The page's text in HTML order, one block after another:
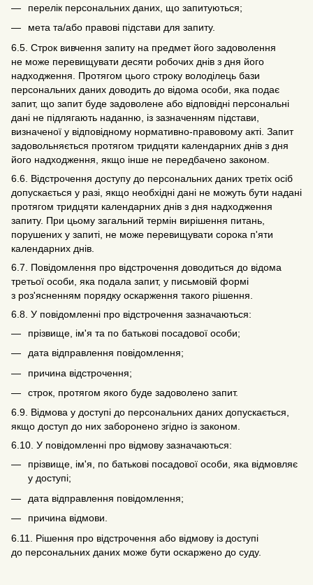
перелік персональних даних, що запитуються;
мета та/або правові підстави для запиту.
6.5. Строк вивчення запиту на предмет його задоволення
не може перевищувати десяти робочих днів з дня його
надходження. Протягом цього строку володілець бази
персональних даних доводить до відома особи, яка подає
запит, що запит буде задоволене або відповідні персональні
дані не підлягають наданню, із зазначенням підстави,
визначеної у відповідному нормативно-правовому акті. Запит
задовольняється протягом тридцяти календарних днів з дня
його надходження, якщо інше не передбачено законом.
6.6. Відстрочення доступу до персональних даних третіх осіб
допускається у разі, якщо необхідні дані не можуть бути надані
протягом тридцяти календарних днів з дня надходження
запиту. При цьому загальний термін вирішення питань,
порушених у запиті, не може перевищувати сорока п'яти
календарних днів.
6.7. Повідомлення про відстрочення доводиться до відома
третьої особи, яка подала запит, у письмовій формі
з роз'ясненням порядку оскарження такого рішення.
6.8. У повідомленні про відстрочення зазначаються:
прізвище, ім'я та по батькові посадової особи;
дата відправлення повідомлення;
причина відстрочення;
строк, протягом якого буде задоволено запит.
6.9. Відмова у доступі до персональних даних допускається,
якщо доступ до них заборонено згідно із законом.
6.10. У повідомленні про відмову зазначаються:
прізвище, ім'я, по батькові посадової особи, яка відмовляє
у доступі;
дата відправлення повідомлення;
причина відмови.
6.11. Рішення про відстрочення або відмову із доступі
до персональних даних може бути оскаржено до суду.